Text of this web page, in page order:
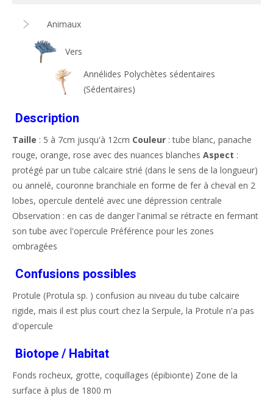
Animaux
Vers
Annélides Polychètes sédentaires
(Sédentaires)
Description
Taille : 5 à 7cm jusqu'à 12cm Couleur : tube blanc, panache
rouge, orange, rose avec des nuances blanches Aspect :
protégé par un tube calcaire strié (dans le sens de la longueur)
ou annelé, couronne branchiale en forme de fer à cheval en 2
lobes, opercule dentelé avec une dépression centrale
Observation : en cas de danger l'animal se rétracte en fermant
son tube avec l'opercule Préférence pour les zones
ombragées
Confusions possibles
Protule (Protula sp. ) confusion au niveau du tube calcaire
rigide, mais il est plus court chez la Serpule, la Protule n'a pas
d'opercule
Biotope / Habitat
Fonds rocheux, grotte, coquillages (épibionte) Zone de la
surface à plus de 1800 m